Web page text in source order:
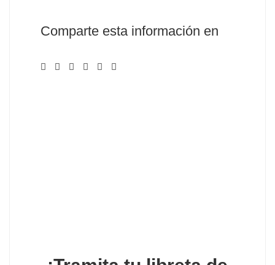
Comparte esta información en